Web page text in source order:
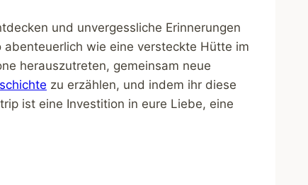
und unvergessliche Erinnerungen
wie eine versteckte Hütte im
herauszutreten, gemeinsam neue
zu erzählen, und indem ihr diese
ist eine Investition in eure Liebe, eine